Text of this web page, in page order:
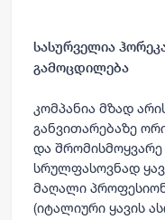
სასურველია
გამოცდილება
კომპანია მზად
განვითარებაზე
და
სრულფასოვნად
მაღალი
(იტალიური ყავის